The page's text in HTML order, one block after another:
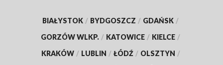
BIAŁYSTOK / BYDGOSZCZ / GDAŃSK /
GORZÓW WLKP. / KATOWICE / KIELCE /
KRAKÓW / LUBLIN / ŁÓDŹ / OLSZTYN /